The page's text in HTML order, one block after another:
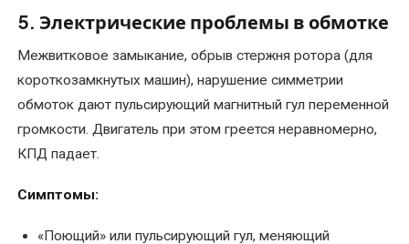
5. Электрические проблемы в обмотке
Межвитковое замыкание, обрыв стержня ротора (для
короткозамкнутых машин), нарушение симметрии
обмоток дают пульсирующий магнитный гул переменной
громкости. Двигатель при этом греется неравномерно,
КПД падает.
Симптомы:
«Поющий» или пульсирующий гул, меняющий